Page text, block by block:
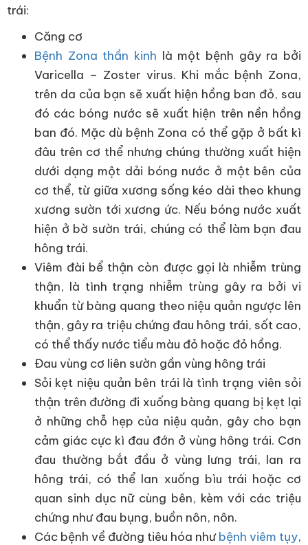
trái:
Căng cơ
Bệnh Zona thần kinh là một bệnh gây ra bởi
Varicella – Zoster virus. Khi mắc bệnh Zona,
trên da của bạn sẽ xuất hiện hồng ban đỏ, sau
đó các bóng nước sẽ xuất hiện trên nền hồng
ban đó. Mặc dù bệnh Zona có thể gặp ở bất kì
đâu trên cơ thể nhưng chúng thường xuất hiện
dưới dạng một dải bóng nước ở một bên của
cơ thể, từ giữa xương sống kéo dài theo khung
xương sườn tới xương ức. Nếu bóng nước xuất
hiện ở bờ sườn trái, chúng có thể làm bạn đau
hông trái.
Viêm đài bể thận còn được gọi là nhiễm trùng
thận, là tình trạng nhiễm trùng gây ra bởi vi
khuẩn từ bàng quang theo niệu quản ngược lên
thận, gây ra triệu chứng đau hông trái, sốt cao,
có thể thấy nước tiểu màu đỏ hoặc đỏ hồng.
Đau vùng cơ liên sườn gần vùng hông trái
Sỏi kẹt niệu quản bên trái là tình trạng viên sỏi
thận trên đường đi xuống bàng quang bị kẹt lại
ở những chỗ hẹp của niệu quản, gây cho bạn
cảm giác cực kì đau đớn ở vùng hông trái. Cơn
đau thường bắt đầu ở vùng lưng trái, lan ra
hông trái, có thể lan xuống bìu trái hoặc cơ
quan sinh dục nữ cùng bên, kèm với các triệu
chứng như đau bụng, buồn nôn, nôn.
Các bệnh về đường tiêu hóa nhưbệnh viêm tụy,